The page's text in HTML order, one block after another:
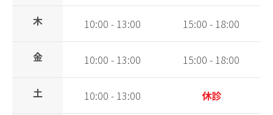
木 10:00 - 13:00 15:00 - 18:00
金 10:00 - 13:00 15:00 - 18:00
土 10:00 - 13:00 休診